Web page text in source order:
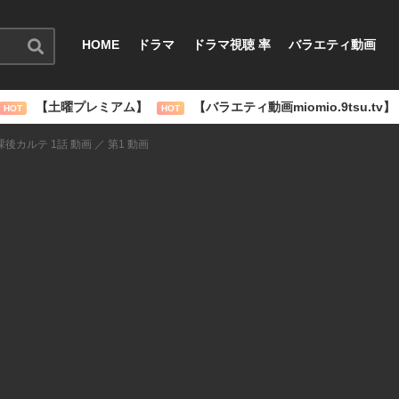
HOME ドラマ ドラマ視聴 率 バラエティ動画
HOT 【土曜プレミアム】 HOT 【バラエティ動画miomio.9tsu.tv】
後カルテ 1話 動画 ／ 第1 動画